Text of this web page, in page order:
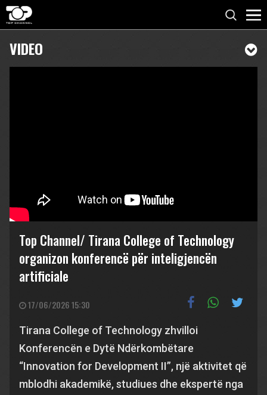
VIDEO
Top Channel/ Tirana College of Technology
organizon konferencë për inteligjencën
artificiale
17/06/2026 15:30
Tirana College of Technology zhvilloi
Konferencën e Dytë Ndërkombëtare
“Innovation for Development II”, një aktivitet që
mblodhi akademikë, studiues dhe ekspertë nga